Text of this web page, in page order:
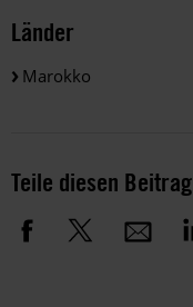
Länder
Marokko
Teile diesen Beitrag